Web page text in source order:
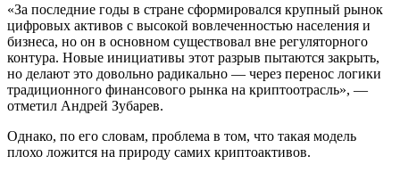
«За последние годы в стране сформировался крупный рынок
цифровых активов с высокой вовлеченностью населения и
бизнеса, но он в основном существовал вне регуляторного
контура. Новые инициативы этот разрыв пытаются закрыть,
но делают это довольно радикально — через перенос логики
традиционного финансового рынка на криптоотрасль», —
отметил Андрей Зубарев.
Однако, по его словам, проблема в том, что такая модель
плохо ложится на природу самих криптоактивов.